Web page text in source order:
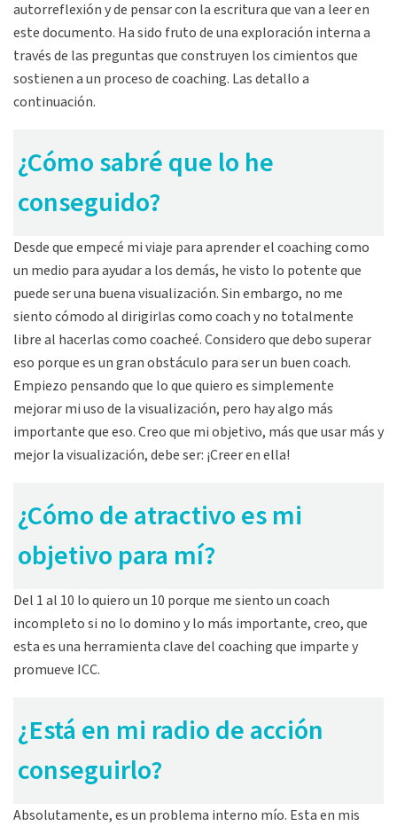
autorreflexión y de pensar con la escritura que van a leer en
este documento. Ha sido fruto de una exploración interna a
través de las preguntas que construyen los cimientos que
sostienen a un proceso de coaching. Las detallo a
continuación.
¿Cómo sabré que lo he
conseguido?
Desde que empecé mi viaje para aprender el coaching como
un medio para ayudar a los demás, he visto lo potente que
puede ser una buena visualización. Sin embargo, no me
siento cómodo al dirigirlas como coach y no totalmente
libre al hacerlas como coacheé. Considero que debo superar
eso porque es un gran obstáculo para ser un buen coach.
Empiezo pensando que lo que quiero es simplemente
mejorar mi uso de la visualización, pero hay algo más
importante que eso. Creo que mi objetivo, más que usar más y
mejor la visualización, debe ser: ¡Creer en ella!
¿Cómo de atractivo es mi
objetivo para mí?
Del 1 al 10 lo quiero un 10 porque me siento un coach
incompleto si no lo domino y lo más importante, creo, que
esta es una herramienta clave del coaching que imparte y
promueve ICC.
¿Está en mi radio de acción
conseguirlo?
Absolutamente, es un problema interno mío. Esta en mis